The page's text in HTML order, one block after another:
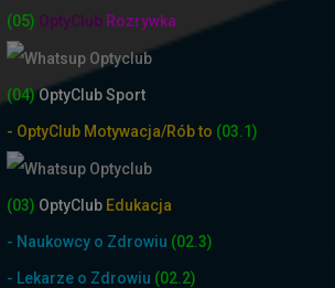
(05) OptyClub Rozrywka
(04)OptyClub Sport
- OptyClub Motywacja/Rób to (03.1)
(03) OptyClub Edukacja
- Naukowcy o Zdrowiu (02.3)
- Lekarze o Zdrowiu (02.2)